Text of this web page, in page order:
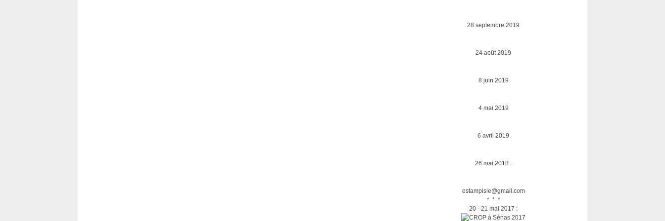
28 septembre 2019
24 août 2019
8 juin 2019
4 mai 2019
6 avril 2019
26 mai 2018 :
estampisle@gmail.com
* * *
20 - 21 mai 2017 :